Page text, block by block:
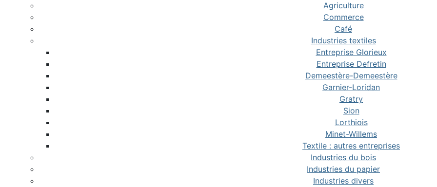
Agriculture
Commerce
Café
Industries textiles
Entreprise Glorieux
Entreprise Defretin
Demeestère-Demeestère
Garnier-Loridan
Gratry
Sion
Lorthiois
Minet-Willems
Textile : autres entreprises
Industries du bois
Industries du papier
Industries divers